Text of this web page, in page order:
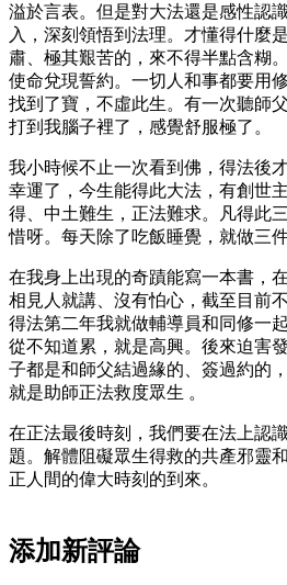
溢於言表。但是對大法還是感性認
入，深刻領悟到法理。才懂得什麼
肅、極其艱苦的，來不得半點含糊
使命兌現誓約。一切人和事都要用
找到了寶，不虛此生。有一次聽師
打到我腦子裡了，感覺舒服極了。
我小時候不止一次看到佛，得法後
幸運了，今生能得此大法，有創世
得、中土難生，正法難求。凡得此
惜呀。每天除了吃飯睡覺，就做三
在我身上出現的奇蹟能寫一本書，
相見人就講、沒有怕心，截至目前
得法第二年我就做輔導員和同修一
從不知道累，就是高興。後來迫害
子都是和師父結過緣的、簽過約的
就是助師正法救度眾生 。
在正法最後時刻，我們要在法上認
題。解體阻礙眾生得救的共產邪靈
正人間的偉大時刻的
添加新評論